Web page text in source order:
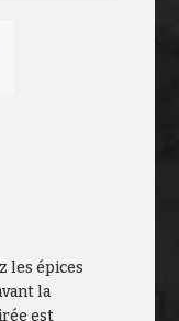
les épices
la
est